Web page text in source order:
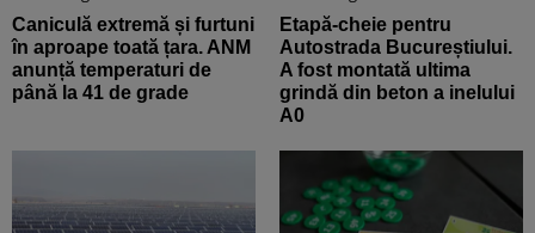
Caniculă extremă și furtuni
în aproape toată țara. ANM
anunță temperaturi de
până la 41 de grade
Etapă-cheie pentru
Autostrada Bucureștiului.
A fost montată ultima
grindă din beton a inelului
A0